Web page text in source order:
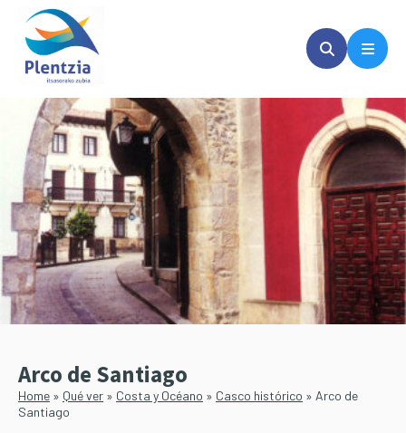
Saltar
contenido
principal
Saltar
principal
Arco de Santiago
Home » Qué ver » Costa y Océano » Casco histórico » Arco de
Santiago